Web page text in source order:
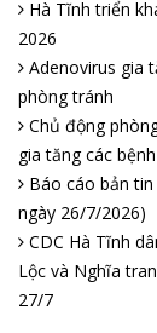
Hà Tĩnh triển
2026
Adenovirus gia
phòng tránh
Chủ động
gia tăng các
Báo cáo bản
ngày 26/7/2026)
CDC Hà Tĩnh
Lộc và Nghĩa
27/7